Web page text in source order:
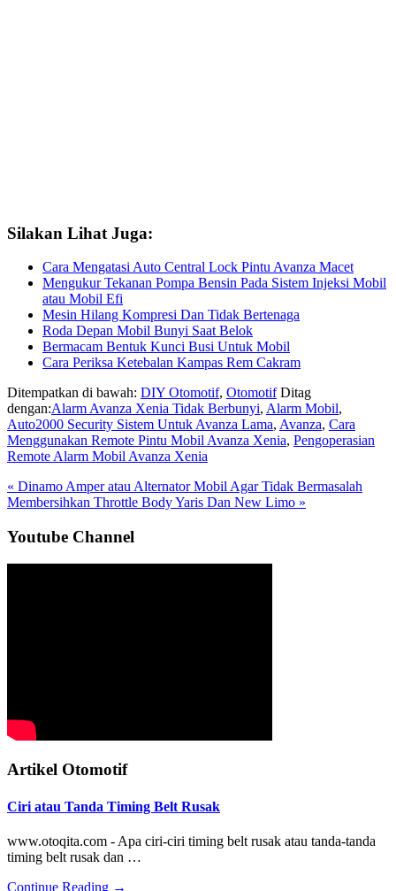
Silakan Lihat Juga:
Cara Mengatasi Auto Central Lock Pintu Avanza Macet
Mengukur Tekanan Pompa Bensin Pada Sistem Injeksi Mobil
atau Mobil Efi
Mesin Hilang Kompresi Dan Tidak Bertenaga
Roda Depan Mobil Bunyi Saat Belok
Bermacam Bentuk Kunci Busi Untuk Mobil
Cara Periksa Ketebalan Kampas Rem Cakram
Ditempatkan di bawah: DIY Otomotif, Otomotif Ditag
dengan:Alarm Avanza Xenia Tidak Berbunyi, Alarm Mobil,
Auto2000 Security Sistem Untuk Avanza Lama, Avanza, Cara
Menggunakan Remote Pintu Mobil Avanza Xenia, Pengoperasian
Remote Alarm Mobil Avanza Xenia
Previous
Post:
« Dinamo Amper atau Alternator Mobil Agar Tidak Bermasalah
Next
Membersihkan Throttle Body Yaris Dan New Limo »
Sidebar
Utama
Youtube Channel
Artikel Otomotif
Ciri atau Tanda Timing Belt Rusak
www.otoqita.com - Apa ciri-ciri timing belt rusak atau tanda-tanda
timing belt rusak dan …
Continue Reading about
→